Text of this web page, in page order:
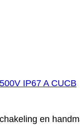
IP67 A CUCB
en